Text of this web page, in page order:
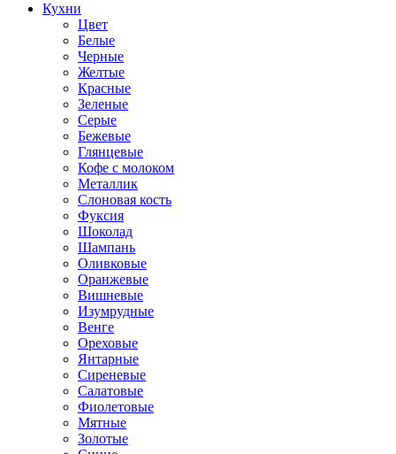
Кухни
Цвет
Белые
Черные
Желтые
Красные
Зеленые
Серые
Бежевые
Глянцевые
Кофе с молоком
Металлик
Слоновая кость
Фуксия
Шоколад
Шампань
Оливковые
Оранжевые
Вишневые
Изумрудные
Венге
Ореховые
Янтарные
Сиреневые
Салатовые
Фиолетовые
Мятные
Золотые